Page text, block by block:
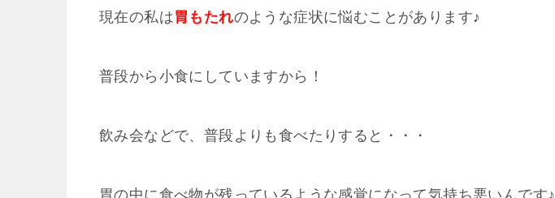
現在の私は胃もたれのような症状に悩むことがあります♪
普段から小食にしていますから！
飲み会などで、普段よりも食べたりすると・・・
胃の中に食べ物が残っているような感覚になって気持ち悪いんです♪